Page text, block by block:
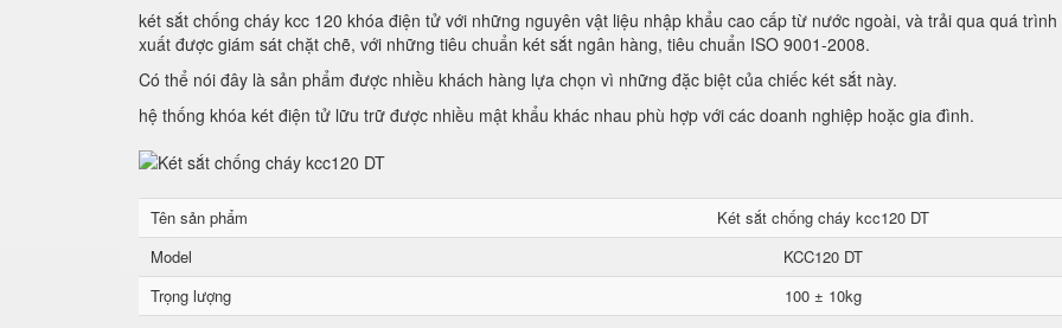
két sắt chống cháy kcc 120 khóa điện tử với những nguyên vật liệu nhập khẩu cao cấp từ nước ngoài, và trải qua quá trình
xuất được giám sát chặt chẽ, với những tiêu chuẩn két sắt ngân hàng, tiêu chuẩn ISO 9001-2008.
Có thể nói đây là sản phẩm được nhiều khách hàng lựa chọn vì những đặc biệt của chiếc két sắt này.
hệ thống khóa két điện tử lữu trữ được nhiều mật khẩu khác nhau phù hợp với các doanh nghiệp hoặc gia đình.
Tên sản phẩm
Két sắt chống cháy kcc120 DT
Model
KCC120 DT
Trọng lượng
100 ± 10kg